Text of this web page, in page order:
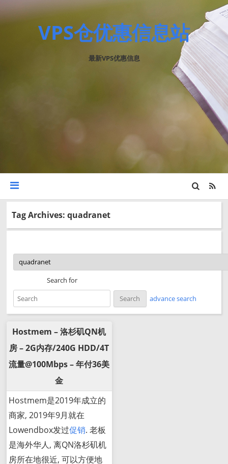
VPS仓优惠信息站
最新VPS优惠信息
Tag Archives: quadranet
Search for
advance search
Hostmem – 洛杉矶QN机
房 – 2G内存/240G HDD/4T
流量@100Mbps – 年付36美
金
Hostmem是2019年成立的
商家, 2019年9月就在
Lowendbox发过促销. 老板
是海外华人, 离QN洛杉矶机
房所在地很近, 可以方便地